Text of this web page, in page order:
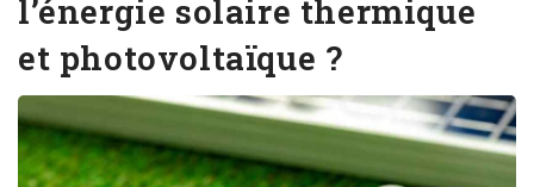
l’énergie solaire thermique
et photovoltaïque ?